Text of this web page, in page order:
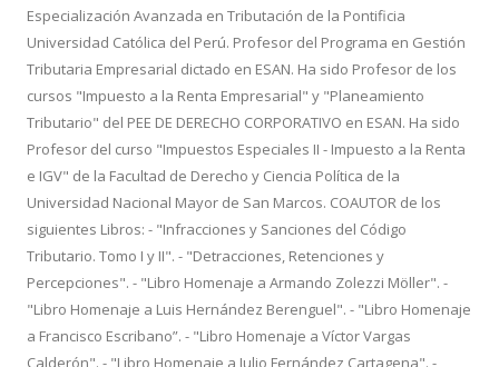
Especialización Avanzada en Tributación de la Pontificia
Universidad Católica del Perú. Profesor del Programa en Gestión
Tributaria Empresarial dictado en ESAN. Ha sido Profesor de los
cursos "Impuesto a la Renta Empresarial" y "Planeamiento
Tributario" del PEE DE DERECHO CORPORATIVO en ESAN. Ha sido
Profesor del curso "Impuestos Especiales II - Impuesto a la Renta
e IGV" de la Facultad de Derecho y Ciencia Política de la
Universidad Nacional Mayor de San Marcos. COAUTOR de los
siguientes Libros: - "Infracciones y Sanciones del Código
Tributario. Tomo I y II". - "Detracciones, Retenciones y
Percepciones". - "Libro Homenaje a Armando Zolezzi Möller". -
"Libro Homenaje a Luis Hernández Berenguel". - "Libro Homenaje
a Francisco Escribano”. - "Libro Homenaje a Víctor Vargas
Calderón". - "Libro Homenaje a Julio Fernández Cartagena". -